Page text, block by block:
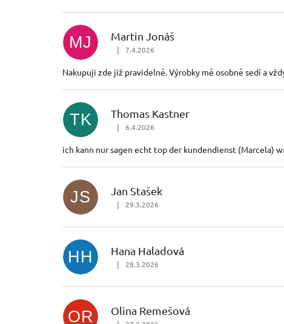
MJ Martin Jonáš
Hodnocení obchodu je 5 z 5 hvězdiček.
| 7.4.2026
Nakupuji zde již pravidelně. Výrobky mě osobně sedí a
TK Thomas Kastner
Hodnocení obchodu je 5 z 5 hvězdiček.
| 6.4.2026
ich kann nur sagen echt top der kundendienst (Marcela)
JS Jan Stašek
Hodnocení obchodu je 5 z 5 hvězdiček.
| 29.3.2026
HH Hana Haladová
Hodnocení obchodu je 5 z 5 hvězdiček.
| 28.3.2026
OR Olina Remešová